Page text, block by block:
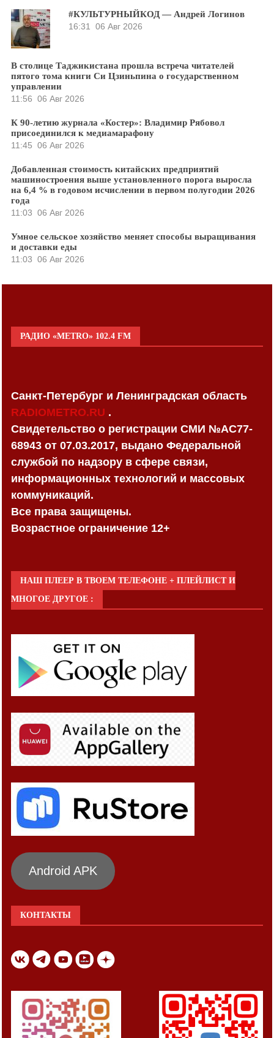
#КУЛЬТУРНЫЙКОД — Андрей Логинов
16:31
06 Авг 2026
В столице Таджикистана прошла встреча читателей
пятого тома книги Си Цзиньпина о государственном
управлении
11:56 06 Авг 2026
К 90-летию журнала «Костер»: Владимир Рябовол
присоединился к медиамарафону
11:45 06 Авг 2026
Добавленная стоимость китайских предприятий
машиностроения выше установленного порога выросла
на 6,4 % в годовом исчислении в первом полугодии 2026
года
11:03 06 Авг 2026
Умное сельское хозяйство меняет способы выращивания
и доставки еды
11:03 06 Авг 2026
РАДИО «METRO» 102.4 FM
Санкт-Петербург и Ленинградская область
RADIOMETRO.RU .
Свидетельство о регистрации СМИ №AC77-
68943 от 07.03.2017, выдано Федеральной
службой по надзору в сфере связи,
информационных технологий и массовых
коммуникаций.
Все права защищены.
Возрастное ограничение 12+
НАШ ПЛЕЕР В ТВОЕМ ТЕЛЕФОНЕ + ПЛЕЙЛИСТ И
МНОГОЕ ДРУГОЕ :
Android APK
КОНТАКТЫ